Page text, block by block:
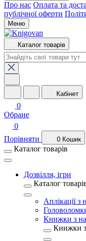
Про нас Оплата та
публічної оферти
Меню
Каталог товарів
Кабінет
0
Обране
0
Порівняти
0 Кошик
Каталог товарів
Дозвілля, ігри
Каталог
Аплікації з
Книжки з
Книжки